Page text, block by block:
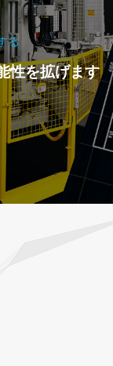
る
性を拡げます